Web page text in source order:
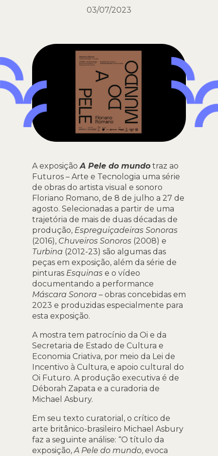
03/07/2023
A exposiçãoA Pele do mundo traz ao
Futuros – Arte e Tecnologia uma série
de obras do artista visual e sonoro
Floriano Romano, de 8 de julho a 27 de
agosto. Selecionadas a partir de uma
trajetória de mais de duas décadas de
produção, Espreguiçadeiras Sonoras
(2016), Chuveiros Sonoros (2008) e
Turbina (2012-23) são algumas das
peças em exposição, além da série de
pinturas Esquinas e o vídeo
documentando a performance
Máscara Sonora – obras concebidas em
2023 e produzidas especialmente para
esta exposição.
A mostra tem patrocínio da Oi e da
Secretaria de Estado de Cultura e
Economia Criativa, por meio da Lei de
Incentivo à Cultura, e apoio cultural do
Oi Futuro. A produção executiva é de
Déborah Zapata e a curadoria de
Michael Asbury.
Em seu texto curatorial, o crítico de
arte britânico-brasileiro Michael Asbury
faz a seguinte análise: “O título da
exposição,A Pele do mundo, evoca